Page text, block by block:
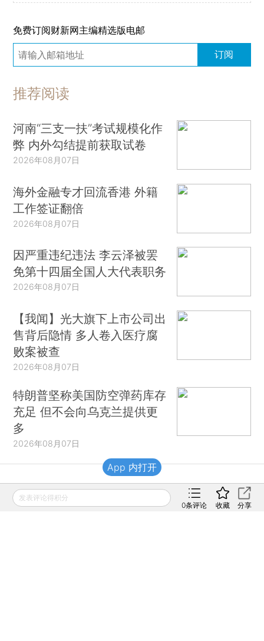
免费订阅财新网主编精选版电邮
订阅
推荐阅读
河南“三支一扶”考试规模化作
弊 内外勾结提前获取试卷
2026年08月07日
海外金融专才回流香港 外籍
工作签证翻倍
2026年08月07日
因严重违纪违法 李云泽被罢
免第十四届全国人大代表职务
2026年08月07日
【我闻】光大旗下上市公司出
售背后隐情 多人卷入医疗腐
败案被查
2026年08月07日
特朗普坚称美国防空弹药库存
充足 但不会向乌克兰提供更
多
2026年08月07日
财新移动
发表评论得积分
0条评论 收藏 分享
App 内打开